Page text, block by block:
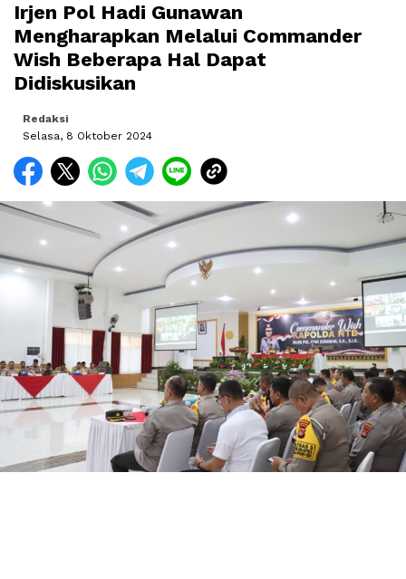
Irjen Pol Hadi Gunawan
Mengharapkan Melalui Commander
Wish Beberapa Hal Dapat
Didiskusikan
Redaksi
Selasa, 8 Oktober 2024